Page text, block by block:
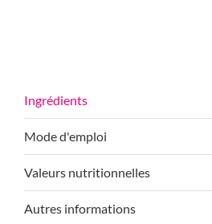
Mode d'emploi
Valeurs nutritionnelles
Autres informations